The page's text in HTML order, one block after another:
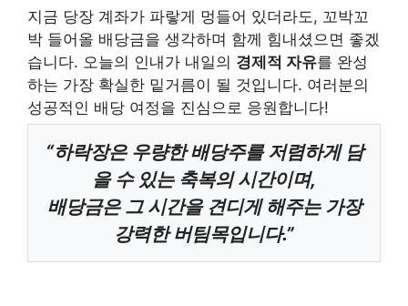
지금 당장 계좌가 파랗게 멍들어 있더라도, 꼬박꼬
박 들어올 배당금을 생각하며 함께 힘내셨으면 좋겠
습니다. 오늘의 인내가 내일의 경제적 자유를 완성
하는 가장 확실한 밑거름이 될 것입니다. 여러분의
성공적인 배당 여정을 진심으로 응원합니다!
“하락장은 우량한 배당주를 저렴하게 담
을 수 있는 축복의 시간이며,
배당금은 그 시간을 견디게 해주는 가장
강력한 버팀목입니다.”